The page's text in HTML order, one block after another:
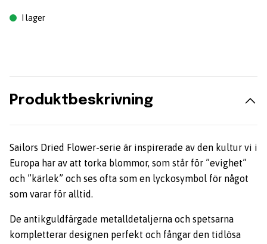
I lager
Produktbeskrivning
Sailors Dried Flower-serie är inspirerade av den kultur vi i
Europa har av att torka blommor, som står för ”evighet”
och ”kärlek” och ses ofta som en lyckosymbol för något
som varar för alltid.
De antikguldfärgade metall­detaljerna och spetsarna
kompletterar designen perfekt och fångar den tidlösa